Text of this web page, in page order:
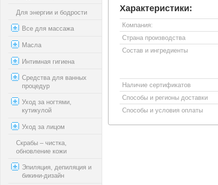
Для энергии и бодрости
Все для массажа
Масла
Интимная гигиена
Средства для ванных
процедур
Уход за ногтями,
кутикулой
Уход за лицом
Скрабы – чистка,
обновление кожи
Эпиляция, депиляция и
бикини-дизайн
Характеристики:
Компания:
Страна производства
Состав и ингредиенты
Наличие сертификатов
Способы и регионы доставки
Способы и условия оплаты